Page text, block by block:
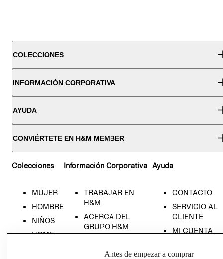
COLECCIONES
INFORMACIÓN CORPORATIVA
AYUDA
CONVIÉRTETE EN H&M MEMBER
Colecciones
MUJER
HOMBRE
NIÑOS
HOME
Información Corporativa
TRABAJAR EN
H&M
ACERCA DEL
GRUPO H&M
SOCIAL
Ayuda
CONTACTO
SERVICIO AL
CLIENTE
MI CUENTA
TIENDAS
Antes de empezar a comprar